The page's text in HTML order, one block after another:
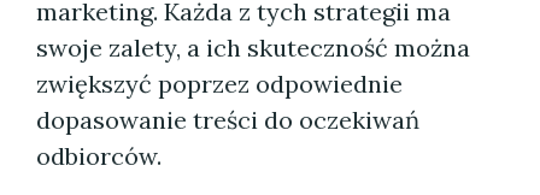
marketing. Każda z tych strategii ma
swoje zalety, a ich skuteczność można
zwiększyć poprzez odpowiednie
dopasowanie treści do oczekiwań
odbiorców.